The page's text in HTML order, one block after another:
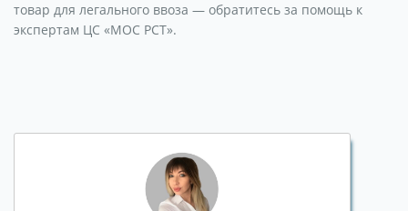
товар для легального ввоза — обратитесь за помощь к
экспертам ЦС «МОС РСТ».